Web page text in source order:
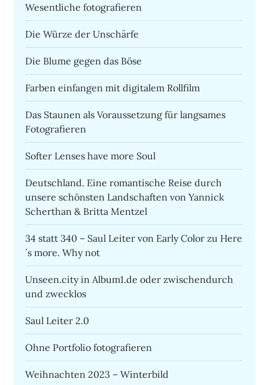
Wesentliche fotografieren
Die Würze der Unschärfe
Die Blume gegen das Böse
Farben einfangen mit digitalem Rollfilm
Das Staunen als Voraussetzung für langsames
Fotografieren
Softer Lenses have more Soul
Deutschland. Eine romantische Reise durch
unsere schönsten Landschaften von Yannick
Scherthan & Britta Mentzel
34 statt 340 – Saul Leiter von Early Color zu Here
´s more. Why not
Unseen.city in Album1.de oder zwischendurch
und zwecklos
Saul Leiter 2.0
Ohne Portfolio fotografieren
Weihnachten 2023 – Winterbild